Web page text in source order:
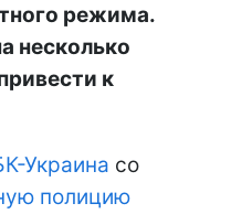
режима.
несколько
к
Украина со
полицию